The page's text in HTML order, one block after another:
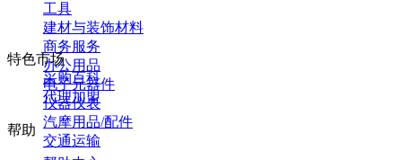
工具
建材与装饰材料
商务服务
办公用品
电子元器件
仪器仪表
汽摩用品/配件
交通运输
特色市场
采购百科
代理加盟
帮助